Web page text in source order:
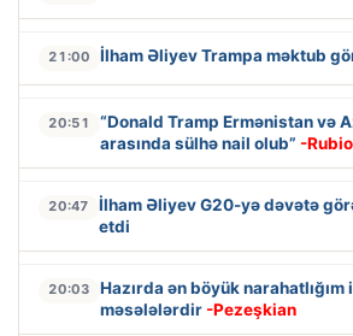
21:00 İlham Əliyev Trampa məktub
20:51
“Donald Tramp Ermənistan və
arasında sülhə nail olub” -Rubio
20:47
İlham Əliyev G20-yə dəvətə
etdi
20:03
Hazırda ən böyük
məsələlərdir -Pezeşkian